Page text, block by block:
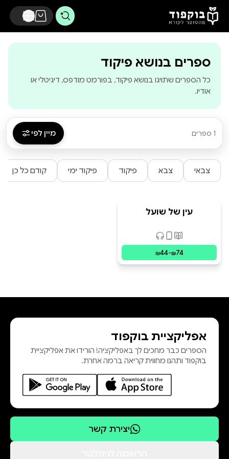
דלג לתוכן הראשי
ספרים בנושא פיקוד
כל הספרים שתויגו בנושא פיקוד, בפורמט מודפס, דיגיטלי או
אודיו.
1 ספרים מיין לפי
צבאי צבא פיקוד פיקוד ימי קודם כל כן
עין של שועל
פורמטים זמינים
₪44-₪74
אפליקציית בוקפוד
הספרים כבר מחכים לך באפליקציה! הורידו את אפליקציית
בוקפוד ותהנו מחווית קריאה ברמה אחרת.
יצירת קשר